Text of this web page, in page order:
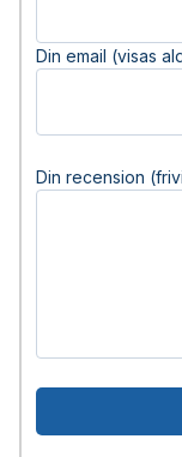
Din email (visas
Din recension